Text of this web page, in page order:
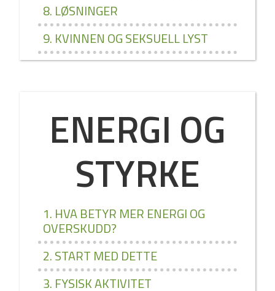
8. LØSNINGER
9. KVINNEN OG SEKSUELL LYST
ENERGI OG
STYRKE
1. HVA BETYR MER ENERGI OG
OVERSKUDD?
2. START MED DETTE
3. FYSISK AKTIVITET